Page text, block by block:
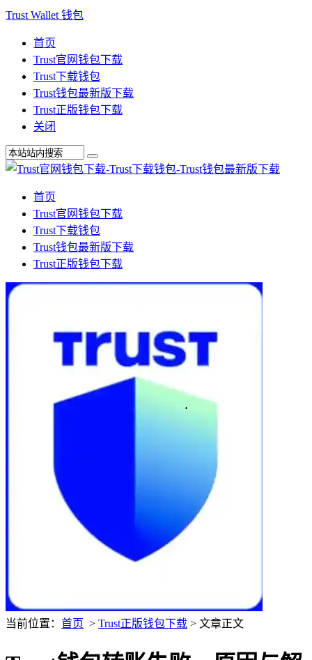
Trust Wallet 钱包
首页
Trust官网钱包下载
Trust下载钱包
Trust钱包最新版下载
Trust正版钱包下载
关闭
首页
Trust官网钱包下载
Trust下载钱包
Trust钱包最新版下载
Trust正版钱包下载
当前位置： 首页 > Trust正版钱包下载 > 文章正文